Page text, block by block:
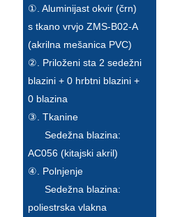
①. Aluminijast okvir (črn)
s tkano vrvjo ZMS-B02-A
(akrilna mešanica PVC)
②. Priloženi sta 2 sedežni
blazini + 0 hrbtni blazini +
0 blazina
③. Tkanine
Sedežna blazina:
AC056 (kitajski akril)
④. Polnjenje
Sedežna blazina:
poliestrska vlakna